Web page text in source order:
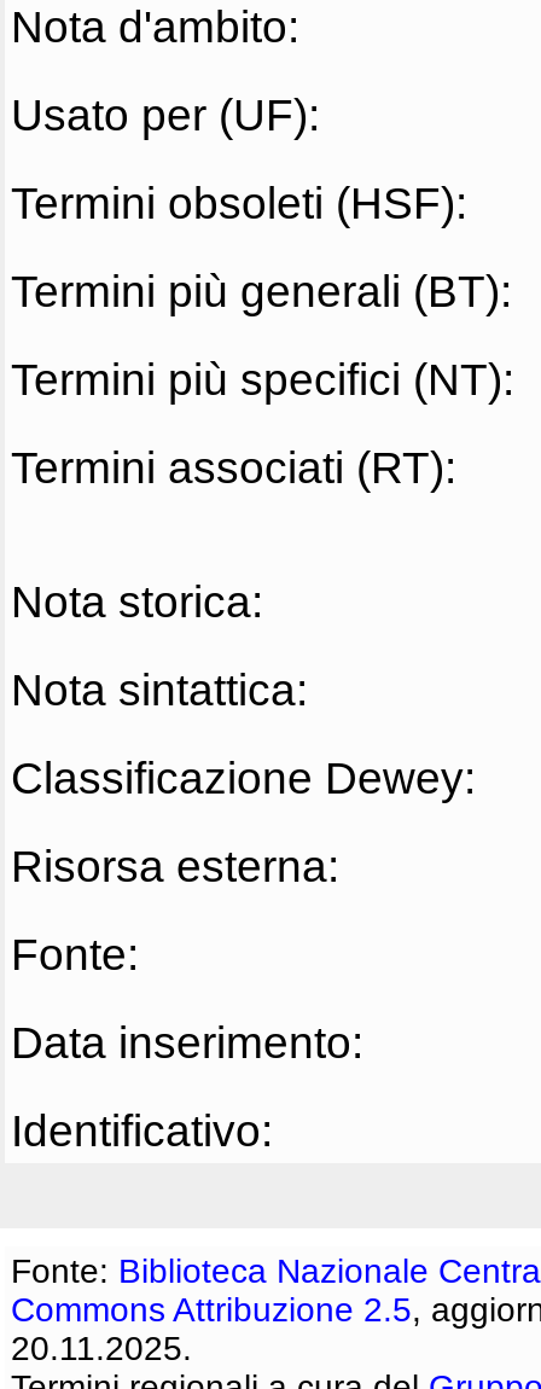
Nota d'ambito:
Usato per (UF):
Termini obsoleti (HSF):
Termini più generali (BT):
Termini più specifici (NT):
Termini associati (RT):
Nota storica:
Nota sintattica:
Classificazione Dewey:
Risorsa esterna:
Fonte:
Data inserimento:
Identificativo:
Fonte: Biblioteca Nazionale
Commons Attribuzione 2.5,
20.11.2025.